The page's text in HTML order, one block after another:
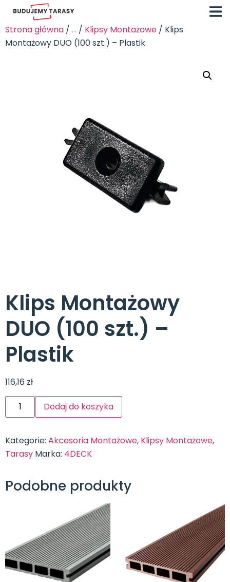
Strona główna / ... / Klipsy Montażowe / Klips
Montażowy DUO (100 szt.) – Plastik
Klips Montażowy
DUO (100 szt.) –
Plastik
116,16 zł
Dodaj do koszyka
Kategorie: Akcesoria Montażowe, Klipsy Montażowe,
Tarasy Marka: 4DECK
Podobne produkty